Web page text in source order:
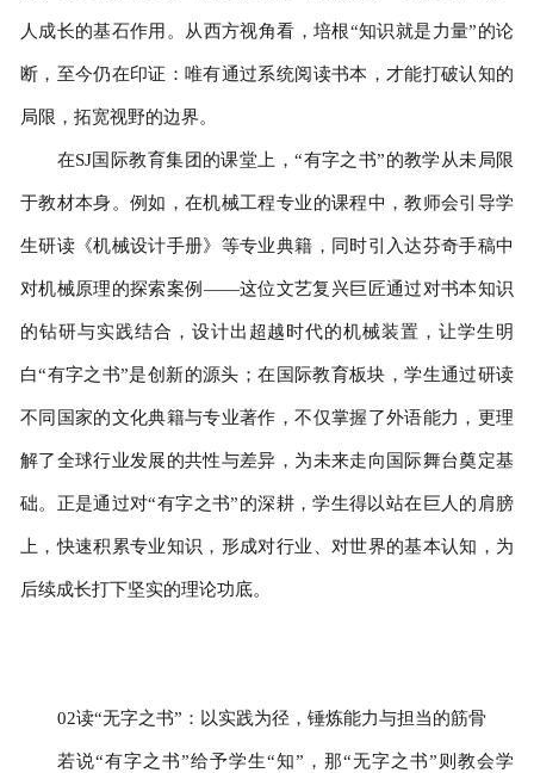
人成长的基石作用。从西方视角看，培根“知识就是力量”的论
断，至今仍在印证：唯有通过系统阅读书本，才能打破认知的
局限，拓宽视野的边界。
在SJ国际教育集团的课堂上，“有字之书”的教学从未局限
于教材本身。例如，在机械工程专业的课程中，教师会引导学
生研读《机械设计手册》等专业典籍，同时引入达芬奇手稿中
对机械原理的探索案例——这位文艺复兴巨匠通过对书本知识
的钻研与实践结合，设计出超越时代的机械装置，让学生明
白“有字之书”是创新的源头；在国际教育板块，学生通过研读
不同国家的文化典籍与专业著作，不仅掌握了外语能力，更理
解了全球行业发展的共性与差异，为未来走向国际舞台奠定基
础。正是通过对“有字之书”的深耕，学生得以站在巨人的肩膀
上，快速积累专业知识，形成对行业、对世界的基本认知，为
后续成长打下坚实的理论功底。
02读“无字之书”：以实践为径，锤炼能力与担当的筋骨
若说“有字之书”给予学生“知”，那“无字之书”则教会学